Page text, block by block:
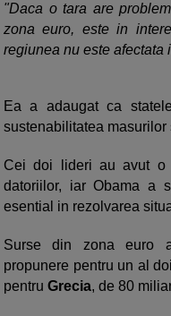
"Daca o tara are
zona euro, este in
regiunea nu este afectata
Ea a adaugat ca
sustenabilitatea masurilor
Cei doi lideri au avut o
datoriilor, iar Obama a
esential in rezolvarea
Surse din zona euro
propunere pentru un al
pentru Grecia, de 80